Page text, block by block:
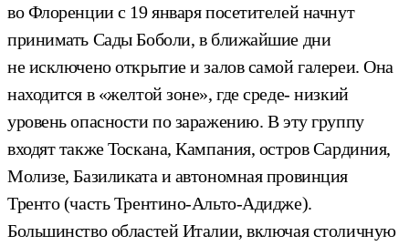
во Флоренции с 19 января посетителей начнут
принимать Сады Боболи, в ближайшие дни
не исключено открытие и залов самой галереи. Она
находится в «желтой зоне», где среде- низкий
уровень опасности по заражению. В эту группу
входят также Тоскана, Кампания, остров Сардиния,
Молизе, Базиликата и автономная провинция
Тренто (часть Трентино-Альто-Адидже).
Большинство областей Италии, включая столичную